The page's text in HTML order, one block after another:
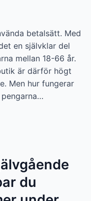
betalsätt. Med
en självklar del
mellan 18-66 år.
är därför högt
Men hur fungerar
du